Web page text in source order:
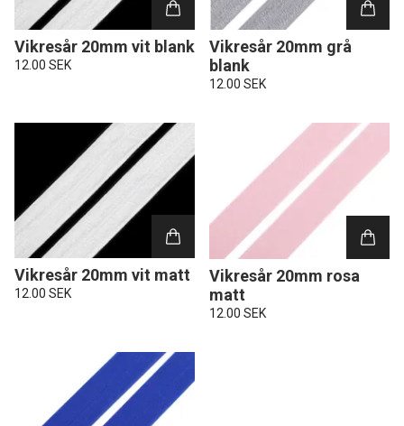
Vikresår 20mm vit blank
12.00 SEK
Vikresår 20mm grå
blank
12.00 SEK
Vikresår 20mm vit matt
12.00 SEK
Vikresår 20mm rosa
matt
12.00 SEK